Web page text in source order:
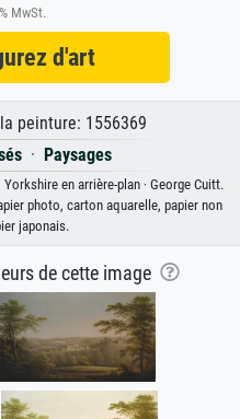
MwSt.
d'art
peinture: 1556369
· Paysages
en arrière-plan · George Cuitt.
photo, carton aquarelle, papier non
japonais.
de cette image